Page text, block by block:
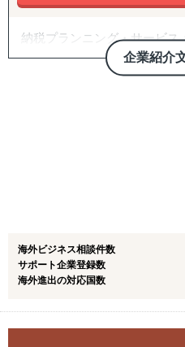
向けたトータルサポートをい
企業紹介
納税プランニング・サービス
最適なタックスプランニング
貴社の目的であろう、節税
そのためには会計年度末に1
て何度も話し合い、賢く何
海外ビジネス相談件数
サポート企業登録数
海外進出の対応国数